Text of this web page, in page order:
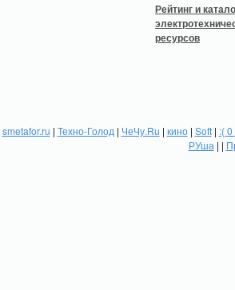
smetafor.ru | Техно-Голод | ЧеЧу.Ru | кино| Soft| :(
РУша | |